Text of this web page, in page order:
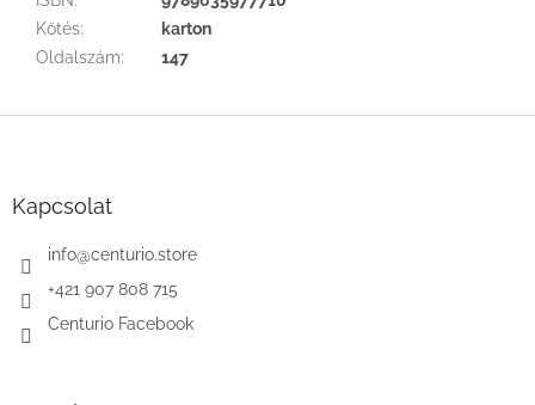
Kötés:
karton
Oldalszám: 147
Kapcsolat
info@centurio.store
+421 907 808 715
Centurio Facebook